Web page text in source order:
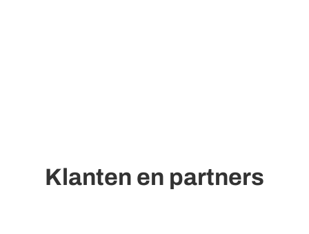
Klanten en partners